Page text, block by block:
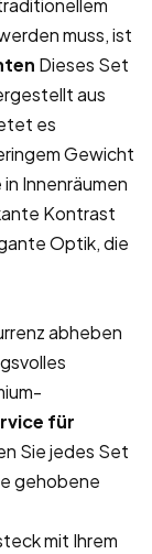
muss, ist
Dieses Set
aus
es
Gewicht
Innenräumen
Kontrast
Optik, die
abheben
für
Sie jedes Set
gehobene
mit Ihrem